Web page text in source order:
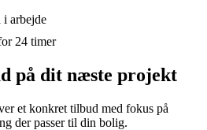
24 timer
på dit næste projekt
et konkret tilbud med fokus på
der passer til din bolig.